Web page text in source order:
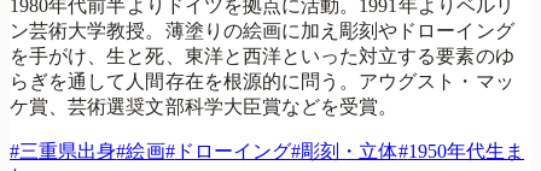
1980年代前半よりドイツを拠点に活動。1991年よりベルリ
ン芸術大学教授。薄塗りの絵画に加え彫刻やドローイング
を手がけ、生と死、東洋と西洋といった対立する要素のゆ
らぎを通して人間存在を根源的に問う。アウグスト・マッ
ケ賞、芸術選奨文部科学大臣賞などを受賞。
#三重県出身#絵画#ドローイング#彫刻・立体#1950年代生ま